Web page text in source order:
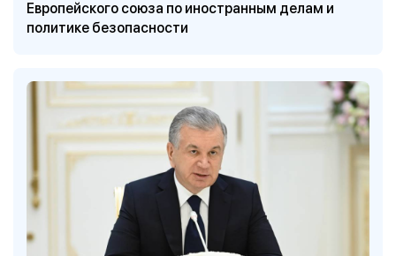
Европейского союза по иностранным делам и
политике безопасности